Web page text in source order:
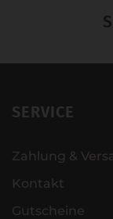
SERVICE
Zahlung &
Kontakt
Gutscheine